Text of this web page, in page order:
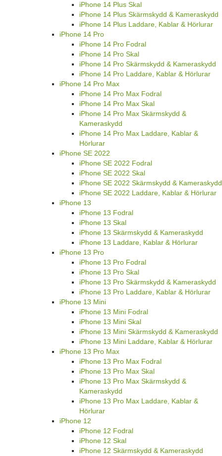
iPhone 14 Plus Skal
iPhone 14 Plus Skärmskydd & Kameraskydd
iPhone 14 Plus Laddare, Kablar & Hörlurar
iPhone 14 Pro
iPhone 14 Pro Fodral
iPhone 14 Pro Skal
iPhone 14 Pro Skärmskydd & Kameraskydd
iPhone 14 Pro Laddare, Kablar & Hörlurar
iPhone 14 Pro Max
iPhone 14 Pro Max Fodral
iPhone 14 Pro Max Skal
iPhone 14 Pro Max Skärmskydd &
Kameraskydd
iPhone 14 Pro Max Laddare, Kablar &
Hörlurar
iPhone SE 2022
iPhone SE 2022 Fodral
iPhone SE 2022 Skal
iPhone SE 2022 Skärmskydd & Kameraskydd
iPhone SE 2022 Laddare, Kablar & Hörlurar
iPhone 13
iPhone 13 Fodral
iPhone 13 Skal
iPhone 13 Skärmskydd & Kameraskydd
iPhone 13 Laddare, Kablar & Hörlurar
iPhone 13 Pro
iPhone 13 Pro Fodral
iPhone 13 Pro Skal
iPhone 13 Pro Skärmskydd & Kameraskydd
iPhone 13 Pro Laddare, Kablar & Hörlurar
iPhone 13 Mini
iPhone 13 Mini Fodral
iPhone 13 Mini Skal
iPhone 13 Mini Skärmskydd & Kameraskydd
iPhone 13 Mini Laddare, Kablar & Hörlurar
iPhone 13 Pro Max
iPhone 13 Pro Max Fodral
iPhone 13 Pro Max Skal
iPhone 13 Pro Max Skärmskydd &
Kameraskydd
iPhone 13 Pro Max Laddare, Kablar &
Hörlurar
iPhone 12
iPhone 12 Fodral
iPhone 12 Skal
iPhone 12 Skärmskydd & Kameraskydd